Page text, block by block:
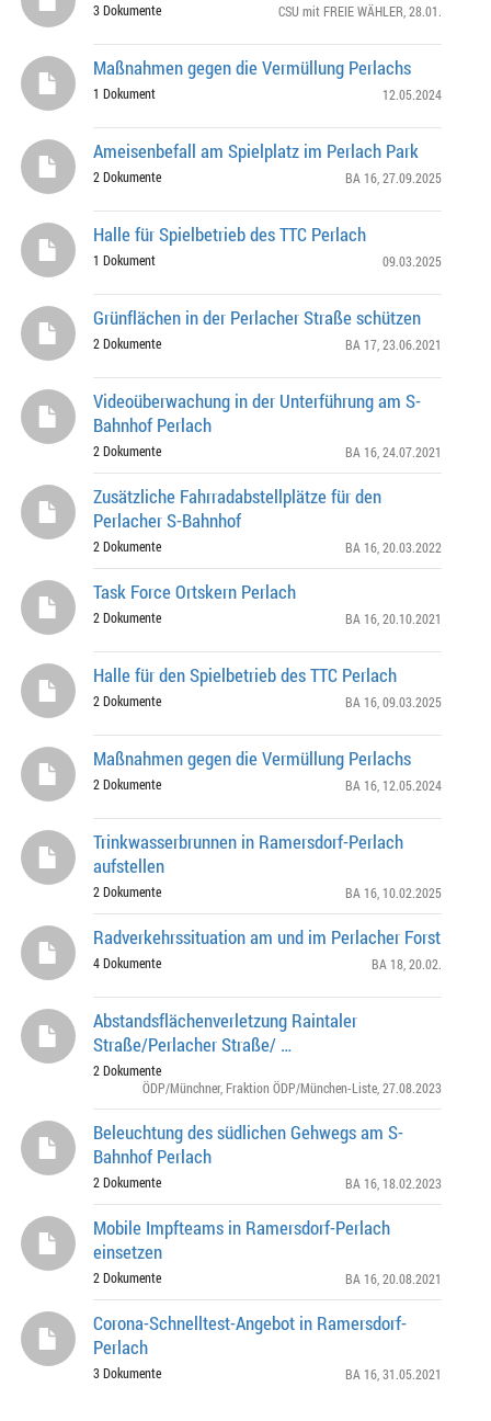
3 Dokumente CSU mit FREIE WÄHLER , 28.01.
Maßnahmen gegen die Vermüllung Perlachs
1 Dokument 12.05.2024
Ameisenbefall am Spielplatz im Perlach Park
2 Dokumente BA 16 , 27.09.2025
Halle für Spielbetrieb des TTC Perlach
1 Dokument 09.03.2025
Grünflächen in der Perlacher Straße schützen
2 Dokumente BA 17 , 23.06.2021
Videoüberwachung in der Unterführung am S-
Bahnhof Perlach
2 Dokumente BA 16 , 24.07.2021
Zusätzliche Fahrradabstellplätze für den
Perlacher S-Bahnhof
2 Dokumente BA 16 , 20.03.2022
Task Force Ortskern Perlach
2 Dokumente BA 16 , 20.10.2021
Halle für den Spielbetrieb des TTC Perlach
2 Dokumente BA 16 , 09.03.2025
Maßnahmen gegen die Vermüllung Perlachs
2 Dokumente BA 16 , 12.05.2024
Trinkwasserbrunnen in Ramersdorf-Perlach
aufstellen
2 Dokumente BA 16 , 10.02.2025
Radverkehrssituation am und im Perlacher Forst
4 Dokumente BA 18 , 20.02.
Abstandsflächenverletzung Raintaler
Straße/Perlacher Straße/ …
2 Dokumente
ÖDP/Münchner, Fraktion ÖDP/München-Liste , 27.08.2023
Beleuchtung des südlichen Gehwegs am S-
Bahnhof Perlach
2 Dokumente BA 16 , 18.02.2023
Mobile Impfteams in Ramersdorf-Perlach
einsetzen
2 Dokumente BA 16 , 20.08.2021
Corona-Schnelltest-Angebot in Ramersdorf-
Perlach
3 Dokumente BA 16 , 31.05.2021